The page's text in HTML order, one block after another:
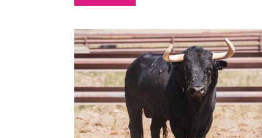
de
entradas